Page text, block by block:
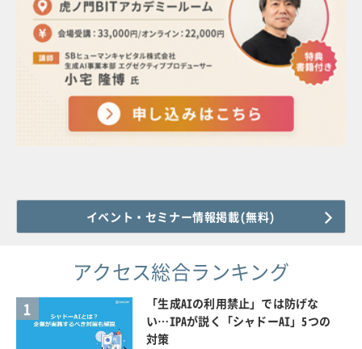
イベント・セミナー情報掲載(無料)
アクセス総合ランキング
1
「生成AIの利用禁止」では防げな
い…IPAが説く「シャドーAI」5つの
対策